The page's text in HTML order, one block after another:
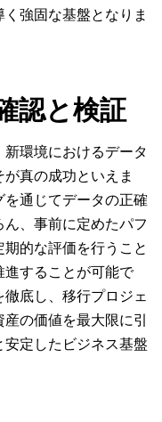
強固な基盤となりま
認と検証
環境におけるデータ
真の成功といえま
通じてデータの正確
、事前に定めたパフ
的な評価を行うこと
することが可能で
底し、移行プロジェ
の価値を最大限に引
定したビジネス基盤